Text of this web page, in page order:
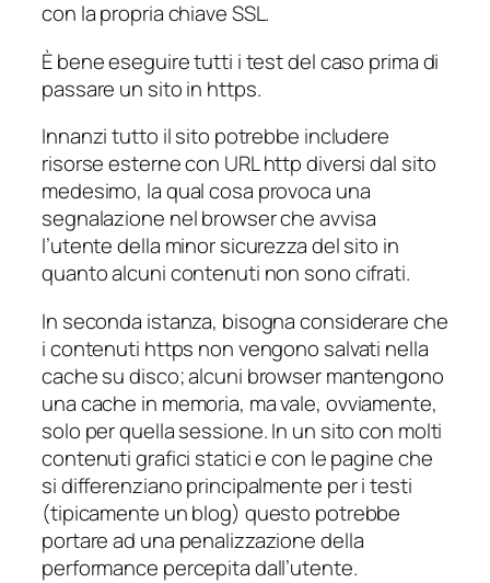
con la propria chiave SSL.
È bene eseguire tutti i test del caso prima di
passare un sito in https.
Innanzi tutto il sito potrebbe includere
risorse esterne con URL http diversi dal sito
medesimo, la qual cosa provoca una
segnalazione nel browser che avvisa
l’utente della minor sicurezza del sito in
quanto alcuni contenuti non sono cifrati.
In seconda istanza, bisogna considerare che
i contenuti https non vengono salvati nella
cache su disco; alcuni browser mantengono
una cache in memoria, ma vale, ovviamente,
solo per quella sessione. In un sito con molti
contenuti grafici statici e con le pagine che
si differenziano principalmente per i testi
(tipicamente un blog) questo potrebbe
portare ad una penalizzazione della
performance percepita dall’utente.